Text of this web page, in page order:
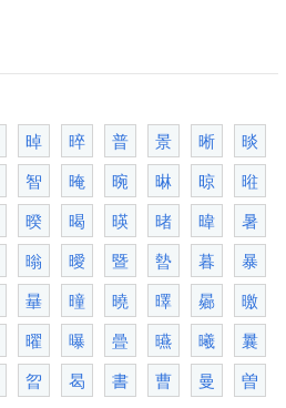
晫 晬 普 景 晰
晱
智 晻 晼 晽 晾
暀
暌 暍 暎 暏 暐
暑
暡 曖 暨 暬 暮
暴
曅 曈 曉 曎 曏
曒
曜 曝 曡 曣 曦
曩
曶 曷 書 曹 曼
曽